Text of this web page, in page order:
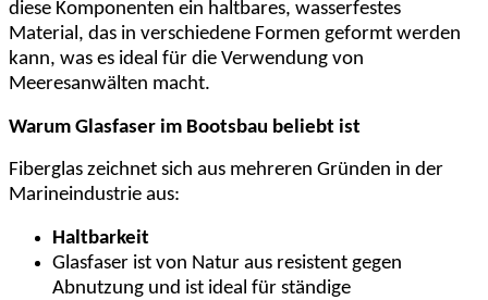
diese Komponenten ein haltbares, wasserfestes
Material, das in verschiedene Formen geformt werden
kann, was es ideal für die Verwendung von
Meeresanwälten macht.
Warum Glasfaser im Bootsbau beliebt ist
Fiberglas zeichnet sich aus mehreren Gründen in der
Marineindustrie aus:
Haltbarkeit
Glasfaser ist von Natur aus resistent gegen
Abnutzung und ist ideal für ständige